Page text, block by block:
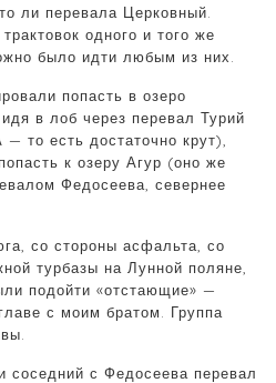
ли перевала Церковный.
одного и того же
было идти любым из них.
попасть в озеро
в лоб через перевал Турий
то есть достаточно крут),
к озеру Агур (оно же
Федосеева, севернее
со стороны асфальта, со
турбазы на Лунной поляне,
подойти «отстающие» —
с моим братом. Группа
соседний с Федосеева перевал